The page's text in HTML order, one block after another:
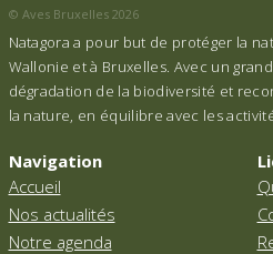
© Aves Bruxelles 2026
Natagora a pour but de protéger la
Wallonie et à Bruxelles. Avec un
dégradation de la biodiversité et
la nature, en équilibre avec les
Navigation
Accueil
Nos actualités
Notre agenda